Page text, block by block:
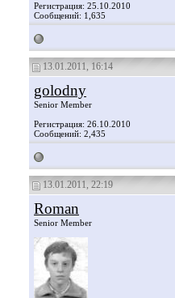
Регистрация: 25.10.2010
Сообщений: 1,635
13.01.2011, 16:14
golodny
Senior Member
Регистрация: 26.10.2010
Сообщений: 2,435
13.01.2011, 22:19
Roman
Senior Member